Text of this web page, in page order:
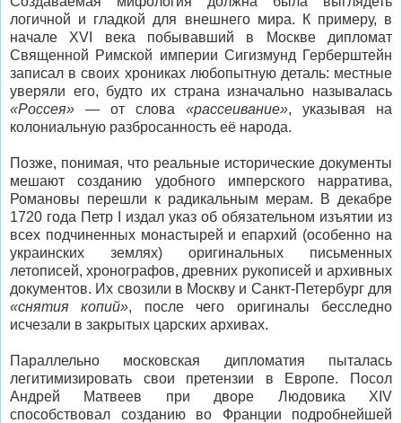
логичной и гладкой для внешнего мира. К примеру, в
начале XVI века побывавший в Москве дипломат
Священной Римской империи Сигизмунд Герберштейн
записал в своих хрониках любопытную деталь: местные
уверяли его, будто их страна изначально называлась
«Россея» — от слова «рассеивание», указывая на
колониальную разбросанность её народа.
Позже, понимая, что реальные исторические документы
мешают созданию удобного имперского нарратива,
Романовы перешли к радикальным мерам. В декабре
1720 года Петр I издал указ об обязательном изъятии из
всех подчиненных монастырей и епархий (особенно на
украинских землях) оригинальных письменных
летописей, хронографов, древних рукописей и архивных
документов. Их свозили в Москву и Санкт-Петербург для
«снятия копий», после чего оригиналы бесследно
исчезали в закрытых царских архивах.
Параллельно московская дипломатия пыталась
легитимизировать свои претензии в Европе. Посол
Андрей Матвеев при дворе Людовика XIV
способствовал созданию во Франции подробнейшей